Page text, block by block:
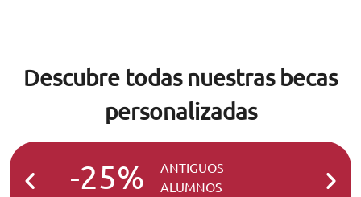
Descubre todas nuestras becas
personalizadas
-25%
ANTIGUOS
ALUMNOS
-